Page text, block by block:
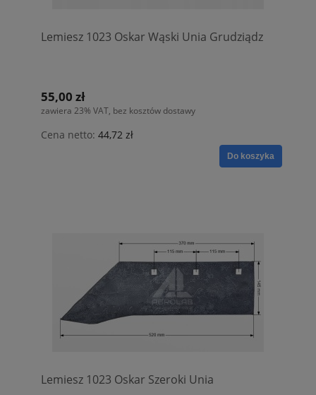
Lemiesz 1023 Oskar Wąski Unia Grudziądz
55,00 zł
zawiera 23% VAT, bez kosztów dostawy
Cena netto: 44,72 zł
Do koszyka
Lemiesz 1023 Oskar Szeroki Unia